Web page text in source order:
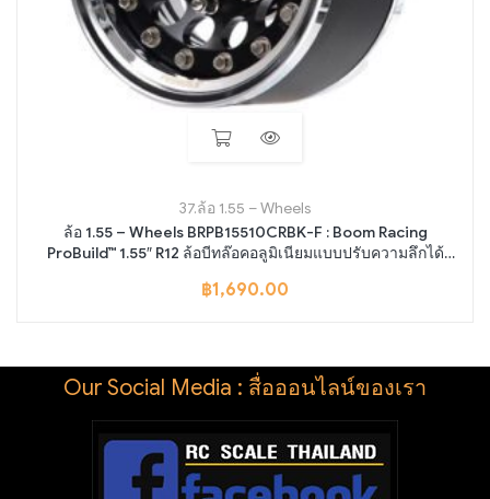
37.ล้อ 1.55 – Wheels
ล้อ 1.55 – Wheels BRPB15510CRBK-F : Boom Racing
ProBuild™ 1.55″ R12 ล้อบีทล๊อคอลูมิเนียมแบบปรับความลึกได้
฿1,690.00
Our Social Media : สื่อออนไลน์ของเรา